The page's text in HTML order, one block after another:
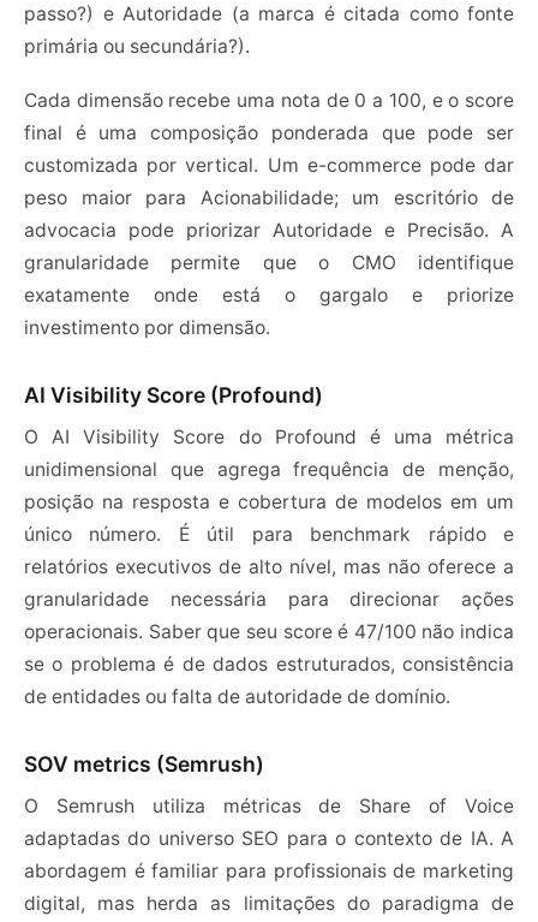
passo?) e Autoridade (a marca é citada como fonte
primária ou secundária?).
Cada dimensão recebe uma nota de 0 a 100, e o score
final é uma composição ponderada que pode ser
customizada por vertical. Um e-commerce pode dar
peso maior para Acionabilidade; um escritório de
advocacia pode priorizar Autoridade e Precisão. A
granularidade permite que o CMO identifique
exatamente onde está o gargalo e priorize
investimento por dimensão.
AI Visibility Score (Profound)
O AI Visibility Score do Profound é uma métrica
unidimensional que agrega frequência de menção,
posição na resposta e cobertura de modelos em um
único número. É útil para benchmark rápido e
relatórios executivos de alto nível, mas não oferece a
granularidade necessária para direcionar ações
operacionais. Saber que seu score é 47/100 não indica
se o problema é de dados estruturados, consistência
de entidades ou falta de autoridade de domínio.
SOV metrics (Semrush)
O Semrush utiliza métricas de Share of Voice
adaptadas do universo SEO para o contexto de IA. A
abordagem é familiar para profissionais de marketing
digital, mas herda as limitações do paradigma de